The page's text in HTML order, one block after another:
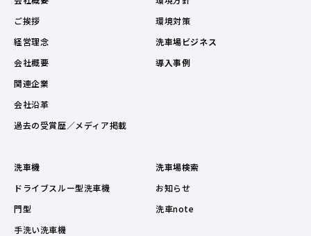
ご挨拶
経営理念
会社概要
関連企業
会社沿革
過去の受賞歴／メディア掲載
環境対策
洗車場ビジネス
導入事例
洗車機
ドライブスルー型洗車機
門型
手洗い洗車機
洗車場検索
お知らせ
洗車note